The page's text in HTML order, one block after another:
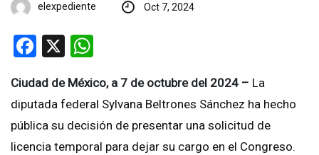
elexpediente Oct 7, 2024
Facebook
X
Ciudad de México, a 7 de octubre del 2024 – La
diputada federal Sylvana Beltrones Sánchez ha hecho
pública su decisión de presentar una solicitud de
licencia temporal para dejar su cargo en el Congreso.